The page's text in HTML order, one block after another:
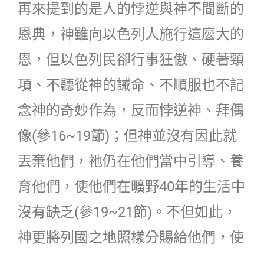
再來提到的是人的悖逆與神不間斷的
恩典，神雖向以色列人施行這麼大的
恩，但以色列民卻行事狂傲、硬著頸
項、不聽從神的誡命、不順服也不記
念神的奇妙作為，反而悖逆神、拜偶
像(參16~19節)；但神並沒有因此就
丟棄他們，祂仍在他們當中引導、養
育他們，使他們在曠野40年的生活中
沒有缺乏(參19~21節)。不但如此，
神更將列國之地照樣分賜給他們，使